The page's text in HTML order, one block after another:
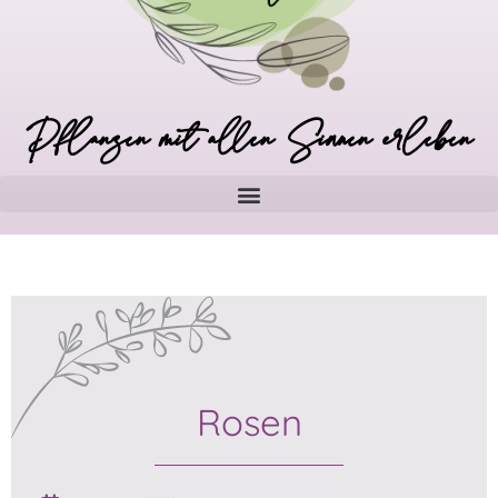
Pflanzen mit allen Sinnen erleben
Rosen